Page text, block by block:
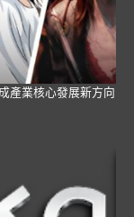
產業核心發展新方向